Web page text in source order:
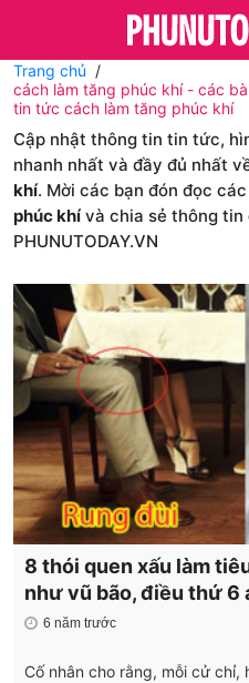
Trang chủ
cách làm tăng phúc khí - các
tin tức cách làm tăng phúc khí
Cập nhật thông tin tin tức,
nhanh nhất và đầy đủ nhất
khí. Mời các bạn đón đọc
phúc khívà chia sẻ thông tin
PHUNUTODAY.VN
8 thói quen xấu làm
như vũ bão, điều thứ 6
6 năm trước
Cố nhân cho rằng, mỗi cử chỉ,